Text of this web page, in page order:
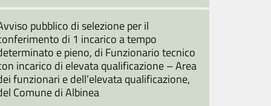
pubblico di selezione per il
di 1 incarico a tempo
e pieno, di Funzionario tecnico
incarico di elevata qualificazione – Area
funzionari e dell’elevata qualificazione,
Comune di Albinea